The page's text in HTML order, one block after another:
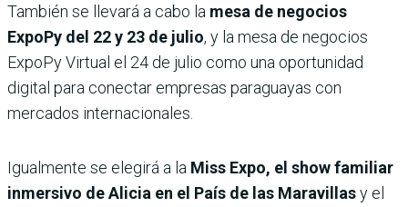
También se llevará a cabo la mesa de negocios
ExpoPy del 22 y 23 de julio, y la mesa de negocios
ExpoPy Virtual el 24 de julio como una oportunidad
digital para conectar empresas paraguayas con
mercados internacionales.
Igualmente se elegirá a la Miss Expo, el show familiar
inmersivo de Alicia en el País de las Maravillasy el